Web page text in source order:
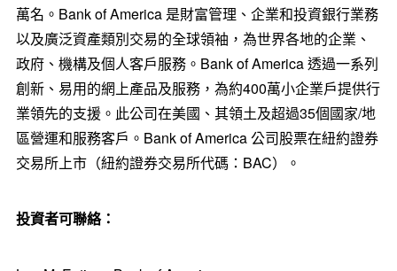
萬名。Bank of America 是財富管理、企業和投資銀行業務
以及廣泛資產類別交易的全球領袖，為世界各地的企業、
政府、機構及個人客戶服務。Bank of America 透過一系列
創新、易用的網上產品及服務，為約400萬小企業戶提供行
業領先的支援。此公司在美國、其領土及超過35個國家/地
區營運和服務客戶。Bank of America 公司股票在紐約證券
交易所上市（紐約證券交易所代碼：BAC）。
投資者可聯絡：